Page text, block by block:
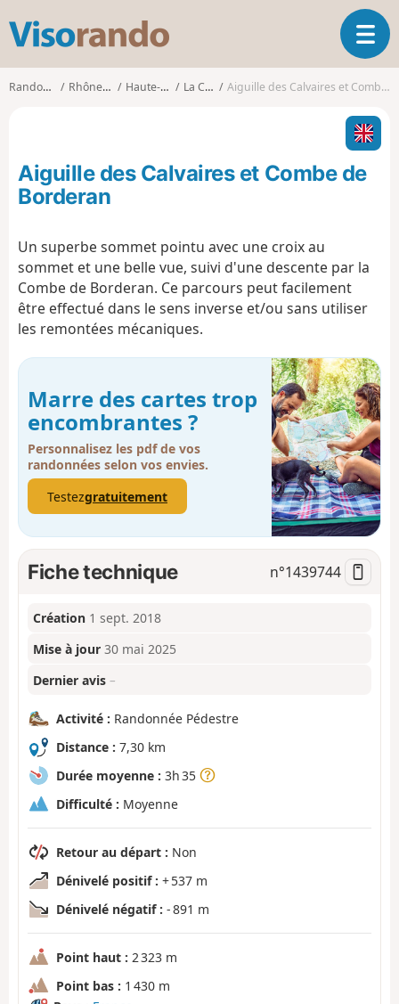
s
o
O
u
i
r
l
a
g
t
n
Randonnées Rhône-Alpes Haute-Savoie La Clusaz Aiguille des Calvaires et Combe de Borderan
Aiguille des Calvaires et Combe de
Borderan
Un superbe sommet pointu avec une croix au
sommet et une belle vue, suivi d'une descente par la
Combe de Borderan. Ce parcours peut facilement
être effectué dans le sens inverse et/ou sans utiliser
les remontées mécaniques.
Marre des cartes trop
encombrantes ?
Personnalisez les pdf de vos
randonnées selon vos envies.
Testezgratuitement
Fiche technique n°1439744
Création 1 sept. 2018
Mise à jour 30 mai 2025
Dernier avis –
Activité : Randonnée Pédestre
Distance : 7,30 km
Durée moyenne : 3h 35
Difficulté : Moyenne
Retour au départ : Non
Dénivelé positif : + 537 m
Dénivelé négatif : - 891 m
Point haut : 2 323 m
Point bas : 1 430 m